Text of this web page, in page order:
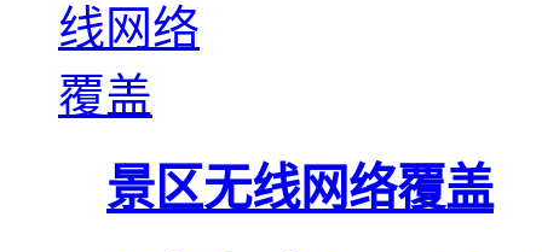
景区无线网络覆盖